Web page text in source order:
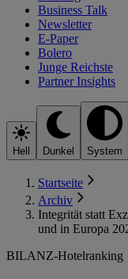
Business Talk
Newsletter
E-Paper
Bolero
Junge Reichste
Partner Insights
Hell Dunkel System
Startseite
Archiv
Integrität statt
und in Europa
BILANZ-Hotelranking